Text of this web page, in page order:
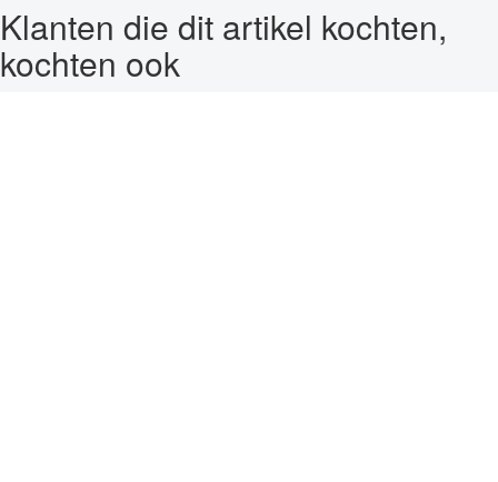
Klanten die dit artikel kochten,
kochten ook